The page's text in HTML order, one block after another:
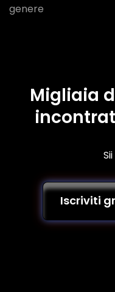
genere
Migliaia
Iscriviti